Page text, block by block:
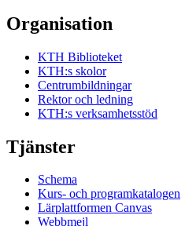
Organisation
KTH Biblioteket
KTH:s skolor
Centrumbildningar
Rektor och ledning
KTH:s verksamhetsstöd
Tjänster
Schema
Kurs- och programkatalogen
Lärplattformen Canvas
Webbmejl